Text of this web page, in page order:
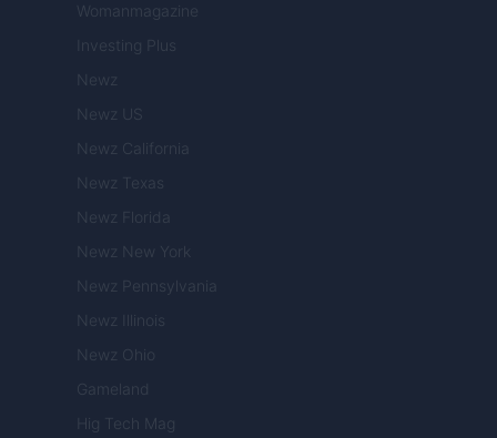
Womanmagazine
Investing Plus
Newz
Newz US
Newz California
Newz Texas
Newz Florida
Newz New York
Newz Pennsylvania
Newz Illinois
Newz Ohio
Gameland
Hig Tech Mag